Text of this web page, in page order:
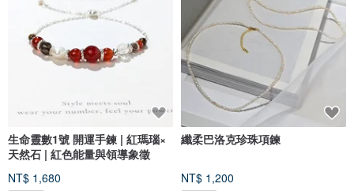
生命靈數1號 開運手鍊 | 紅瑪瑙×
天然石 | 紅色能量與領導象徵
NT$ 1,680
纖柔巴洛克珍珠項鍊
NT$ 1,200